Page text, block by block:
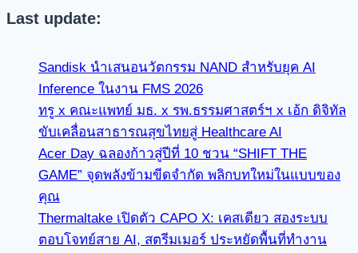
Last update:
Sandisk นำเสนอนวัตกรรม NAND สำหรับยุค AI
Inference ในงาน FMS 2026
ทรู x คณะแพทย์ มธ. x รพ.ธรรมศาสตร์ฯ x เอ้ก ดิจิทัล
ขับเคลื่อนสาธารณสุขไทยสู่ Healthcare AI
Acer Day ฉลองก้าวสู่ปีที่ 10 ชวน “SHIFT THE
GAME” จุดพลังข้ามขีดจำกัด พลิกบทใหม่ในแบบของ
คุณ
Thermaltake เปิดตัว CAPO X: เคสเดียว สองระบบ
ตอบโจทย์สาย AI, สตรีมเมอร์ ประหยัดพื้นที่ทำงาน